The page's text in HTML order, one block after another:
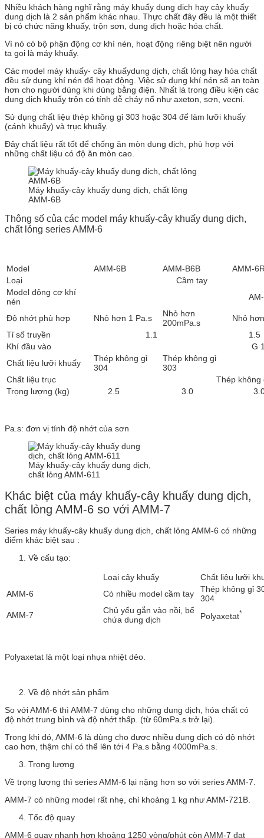
Nhiều khách hàng nghĩ rằng máy khuấy dung dịch hay cây khuấy
dung dịch là 2 sản phẩm khác nhau. Thực chất đây đều là một thiết
bị có chức năng khuấy, trộn sơn, dung dịch hoặc hóa chất.
Vì nó có bộ phận động cơ khí nén, hoạt động riêng biệt nên người
ta gọi là máy khuấy.
Các model máy khuấy- cây khuấydung dịch, chất lỏng hay hóa chất
đều sử dụng khí nén để hoạt động. Việc sử dụng khí nén sẽ an toàn
hơn cho người dùng khi dùng bằng điện. Nhất là trong điều kiện các
dung dịch khuấy trộn có tính dễ cháy nổ như axeton, sơn, vecni.
Sử dụng chất liệu thép không gỉ 303 hoặc 304 để làm lưỡi khuấy
(cánh khuấy) và trục khuấy.
Đây chất liệu rất tốt để chống ăn mòn dung dịch, phù hợp với
những chất liệu có độ ăn mòn cao.
Máy khuấy-cây khuấy dung dịch, chất lỏng
AMM-6B
Thông số của các model máy khuấy-cây khuấy dung dịch,
chất lỏng series AMM-6
Model AMM-6B AMM-B6B
AMM-
Loại
Cầm tay
Model động cơ khí
nén
AM-
Độ nhớt phù hợp Nhỏ hơn 1 Pa.s
Nhỏ hơn
200mPa.s
Nhỏ
Tỉ số truyền
1.1
1.5
Khí đầu vào
G 1/
Chất liệu lưỡi khuấy
Thép không gỉ
304
Thép không gỉ
303
Chất liệu trục
Thép không gỉ
Trọng lượng (kg)
2.5 3.0
Pa.s: đơn vị tính độ nhớt của sơn
Máy khuấy-cây khuấy dung dịch,
chất lỏng AMM-611
Khác biệt của máy khuấy-cây khuấy dung dịch,
chất lỏng AMM-6 so với AMM-7
Series máy khuấy-cây khuấy dung dịch, chất lỏng AMM-6 có những
điểm khác biệt sau :
Về cấu tạo:
Loại cây khuấy
Chất liệu lưỡi
AMM-6
Có nhiều model cầm tay
Thép không gỉ
304
AMM-7
Chủ yếu gắn vào nồi, bể
chứa dung dịch
Polyaxetat*
Polyaxetat là một loại nhựa nhiệt dẻo.
Về độ nhớt sản phẩm
So với AMM-6 thì AMM-7 dùng cho những dung dịch, hóa chất có
độ nhớt trung bình và độ nhớt thấp. (từ 60mPa.s trở lại).
Trong khi đó, AMM-6 là dùng cho được nhiều dung dịch có độ nhớt
cao hơn, thậm chí có thể lên tới 4 Pa.s bằng 4000mPa.s.
Trọng lượng
Về trọng lượng thì series AMM-6 lại nặng hơn so với series AMM-7.
AMM-7 có những model rất nhẹ, chỉ khoảng 1 kg như AMM-721B.
Tốc độ quay
AMM-6 quay nhanh hơn khoảng 1250 vòng/phút còn AMM-7 đạt